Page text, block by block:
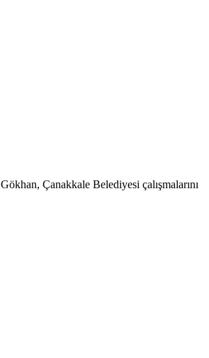
Çanakkale Belediyesi çalışmalarını